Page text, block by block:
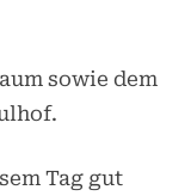
sowie dem
Tag gut